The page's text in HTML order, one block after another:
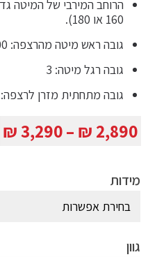
160 או 180).
גובה ראש מיטה מהרצפה: 100
גובה רגל מיטה: 3
גובה מתחתית מזרן לרצפה: 30
2,890
₪
–
3,290
₪
מידות
גוון